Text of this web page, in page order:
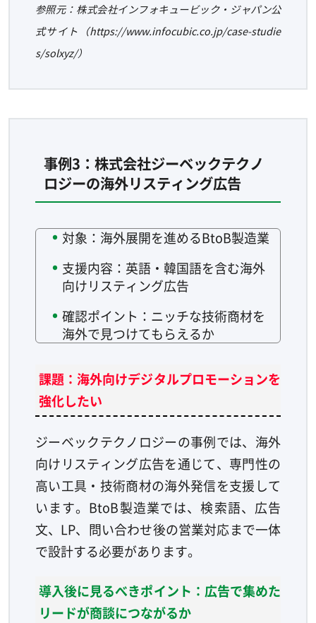
参照元：株式会社インフォキュービック・ジャパン公
式サイト（https://www.infocubic.co.jp/case-studie
s/solxyz/）
事例3：株式会社ジーベックテクノ
ロジーの海外リスティング広告
対象：海外展開を進めるBtoB製造業
支援内容：英語・韓国語を含む海外
向けリスティング広告
確認ポイント：ニッチな技術商材を
海外で見つけてもらえるか
課題：海外向けデジタルプロモーションを
強化したい
ジーベックテクノロジーの事例では、海外
向けリスティング広告を通じて、専門性の
高い工具・技術商材の海外発信を支援して
います。BtoB製造業では、検索語、広告
文、LP、問い合わせ後の営業対応まで一体
で設計する必要があります。
導入後に見るべきポイント：広告で集めた
リードが商談につながるか